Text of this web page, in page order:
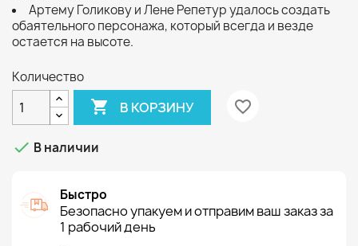
Артему Голикову и Лене Репетур удалось создать
обаятельного персонажа, который всегда и везде
остается на высоте.
Количество
 В КОРЗИНУ favorite_border
 В наличии
Быстро
Безопасно упакуем и отправим ваш заказ за
1 рабочий день